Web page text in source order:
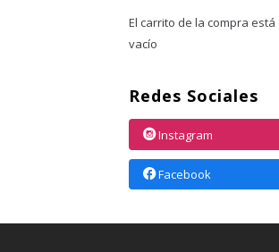
El carrito de la compra está
vacío
Redes Sociales
Instagram
Facebook